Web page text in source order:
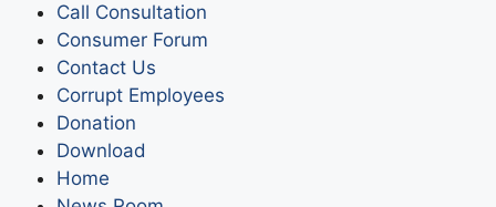
Call Consultation
Consumer Forum
Contact Us
Corrupt Employees
Donation
Download
Home